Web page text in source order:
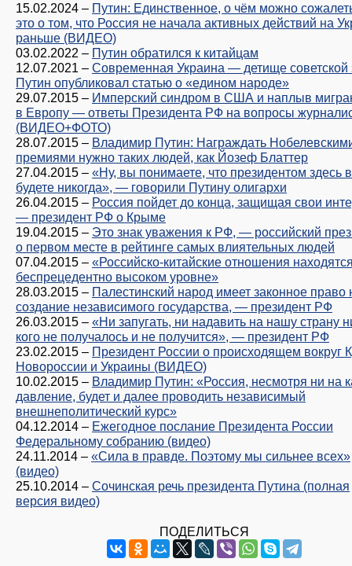
15.02.2024 – Путин: Единственное, о чём можно
это о том, что Россия не начала активных действий на
раньше (ВИДЕО)
03.02.2022 – Путин обратился к китайцам
12.07.2021 – Современная Украина — детище советской
Путин опубликовал статью о «едином народе»
29.07.2015 – Имперский синдром в США и наплыв
в Европу — ответы Президента РФ на вопросы
(ВИДЕО+ФОТО)
28.07.2015 – Владимир Путин: Награждать
премиями нужно таких людей, как Йозеф Блаттер
27.04.2015 – «Ну, вы понимаете, что президентом здесь
будете никогда», — говорили Путину олигархи
26.04.2015 – Россия пойдет до конца, защищая свои
— президент РФ о Крыме
19.04.2015 – Это знак уважения к РФ, — российский
о первом месте в рейтинге самых влиятельных людей
07.04.2015 – «Российско-китайские отношения
беспрецедентно высоком уровне»
28.03.2015 – Палестинский народ имеет законное право
создание независимого государства, — президент РФ
26.03.2015 – «Ни запугать, ни надавить на нашу страну
кого не получалось и не получится», — президент РФ
23.02.2015 – Президент России о происходящем вокруг
Новороссии и Украины (ВИДЕО)
10.02.2015 – Владимир Путин: «Россия, несмотря ни на
давление, будет и далее проводить независимый
внешнеполитический курс»
04.12.2014 – Ежегодное послание Президента России
Федеральному собранию (видео)
24.11.2014 – «Сила в правде. Поэтому мы сильнее всех»
(видео)
25.10.2014 – Сочинская речь президента Путина (полная
версия видео)
ПОДЕЛИТЬСЯ